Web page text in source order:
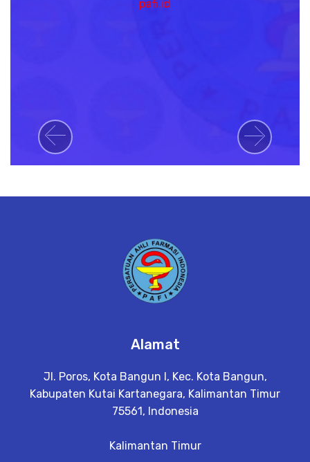
pafi.id
Previous Next
Alamat
Jl. Poros, Kota Bangun I, Kec. Kota Bangun,
Kabupaten Kutai Kartanegara, Kalimantan Timur
75561, Indonesia
Kalimantan Timur